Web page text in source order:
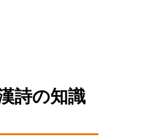
詩の知識